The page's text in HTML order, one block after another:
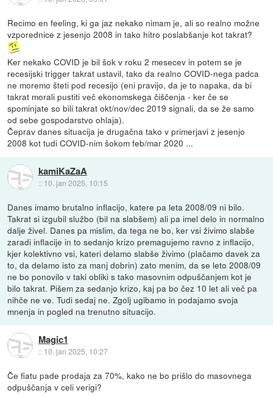
Recimo en feeling, ki ga jaz nekako nimam je, ali so realno možne
vzporednice z jesenjo 2008 in tako hitro poslabšanje kot takrat?
Ker nekako COVID je bil šok v roku 2 mesecev in potem se je
recesijski trigger takrat ustavil, tako da realno COVID-nega padca
ne moremo šteti pod recesijo (eni pravijo, da je to napaka, da bi
takrat morali pustiti več ekonomskega čiščenja - ker če se
spominjate so bili takrat okt/nov/dec 2019 signali, da se že samo
od sebe gospodarstvo ohlaja).
Čeprav danes situacija je drugačna tako v primerjavi z jesenjo
2008 kot tudi COVID-nim šokom feb/mar 2020 ...
kamiKaZaA
:: 10. jan 2025, 10:15
Danes imamo brutalno inflacijo, katere pa leta 2008/09 ni bilo.
Takrat si izgubil službo (bil na slabšem) ali pa imel delo in normalno
dalje živel. Danes pa mislim, da tega ne bo, ker vsi živimo slabše
zaradi inflacije in to sedanjo krizo premagujemo ravno z inflacijo,
kjer kolektivno vsi, kateri delamo slabše živimo (plačamo davek za
to, da delamo isto za manj dobrin) zato menim, da se leto 2008/09
ne bo ponovilo v taki obliki s tako masovnim odpuščanjem kot je
bilo takrat. Pišem za sedanjo krizo, kaj pa bo čez 10 let ali več pa
nihče ne ve. Tudi sedaj ne. Zgolj ugibamo in podajamo svoja
mnenja in pogled na trenutno situacijo.
Magic1
:: 10. jan 2025, 10:27
Če fiatu pade prodaja za 70%, kako ne bo prišlo do masovnega
odpuščanja v celi verigi?